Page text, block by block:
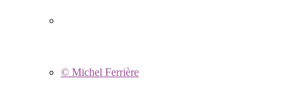
© Michel Ferrière